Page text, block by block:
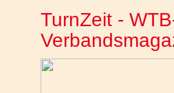
TurnZeit -